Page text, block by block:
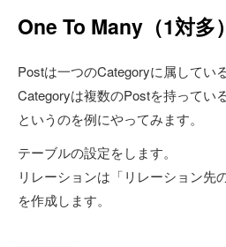
One To Many（1対多）
Postは一つのCategoryに属している
Categoryは複数のPostを持っている
というのを例にやってみます。
テーブルの設定をします。
リレーションは「リレーション先
を作成します。